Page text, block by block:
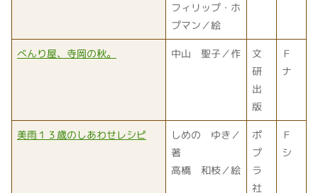
フィリップ・ホ
プマン／絵
べんり屋、寺岡の秋。 中山 聖子／作
文
研
出
版
Ｆ
ナ
美雨１３歳のしあわせレシピ
しめの ゆき／
著
高橋 和枝／絵
ポ
プ
ラ
社
Ｆ
シ